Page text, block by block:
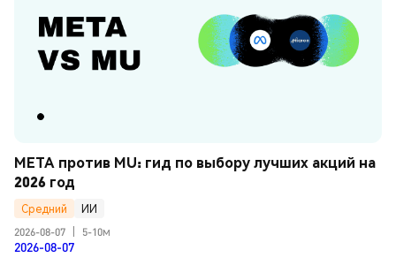
META против MU: гид по выбору лучших акций на
2026 год
Средний
ИИ
2026-08-07
5-10м
2026-08-07